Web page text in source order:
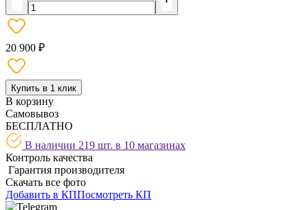
20 900 ₽
Купить в 1 клик
В корзину
Самовывоз
БЕСПЛАТНО
В наличии 219 шт. в 10 магазинах
Контроль качества
Гарантия производителя
Скачать все фото
Добавить в КППосмотреть КП